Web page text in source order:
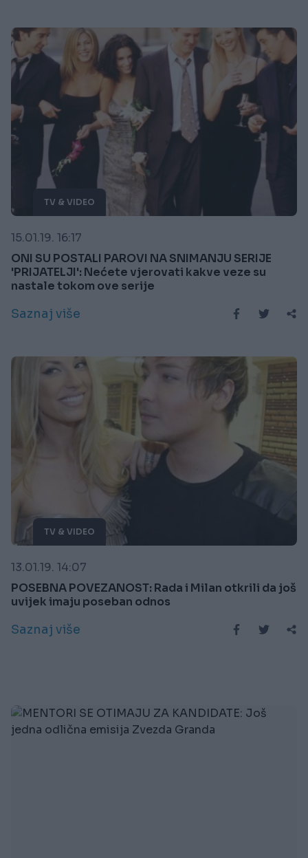
TV & VIDEO
15.01.19. 16:17
ONI SU POSTALI PAROVI NA SNIMANJU SERIJE
'PRIJATELJI': Nećete vjerovati kakve veze su
nastale tokom ove serije
Saznaj više
TV & VIDEO
13.01.19. 14:07
POSEBNA POVEZANOST: Rada i Milan otkrili da još
uvijek imaju poseban odnos
Saznaj više